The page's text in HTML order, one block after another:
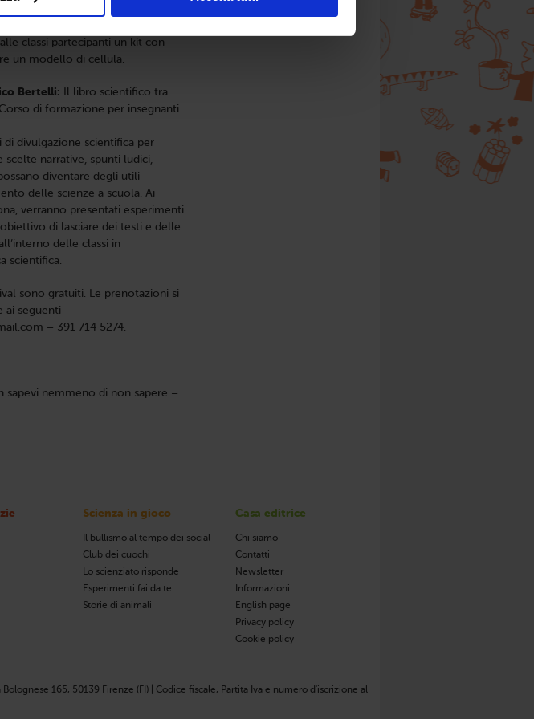
classi partecipanti un kit con
un modello di cellula.
Bertelli: Il libro scientifico tra
di formazione per insegnanti
divulgazione scientifica per
scelte narrative, spunti ludici,
diventare degli utili
delle scienze a scuola. Ai
verranno presentati esperimenti
di lasciare dei testi e delle
delle classi in
scientifica.
sono gratuiti. Le prenotazioni si
ai seguenti
– 391 714 5274.
sapevi nemmeno di non sapere –
Scienza in gioco
Il bullismo al tempo dei social
Club dei cuochi
Lo scienziato risponde
Esperimenti fai da te
Storie di animali
Casa editrice
Chi siamo
Contatti
Newsletter
Informazioni
English page
Privacy policy
Cookie policy
165, 50139 Firenze (FI) | Codice fiscale, Partita Iva e numero d'iscrizione al